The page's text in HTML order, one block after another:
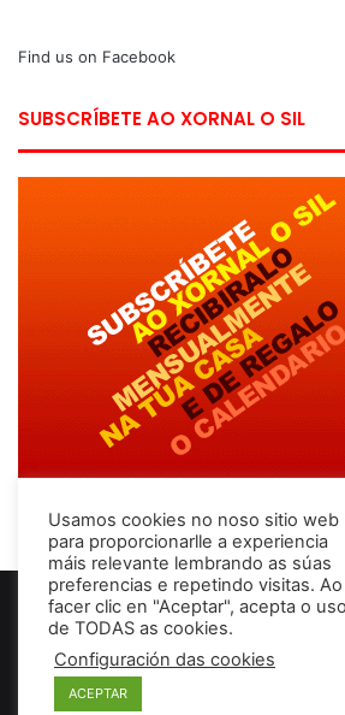
Find us on Facebook
SUBSCRÍBETE AO XORNAL O SIL
© Copyright 2026, Todos los
Términos &
Usamos cookies no noso sitio web
para proporcionarlle a experiencia
máis relevante lembrando as súas
preferencias e repetindo visitas. Ao
facer clic en "Aceptar", acepta o uso
de TODAS as cookies.
Configuración das cookies
ACEPTAR